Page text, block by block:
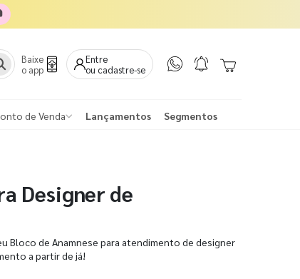
Baixe
o app
Entre
ou cadastre-se
de Venda Lançamentos Segmentos
Designer de
Bloco de Anamnese para atendimento de designer
a partir de já!